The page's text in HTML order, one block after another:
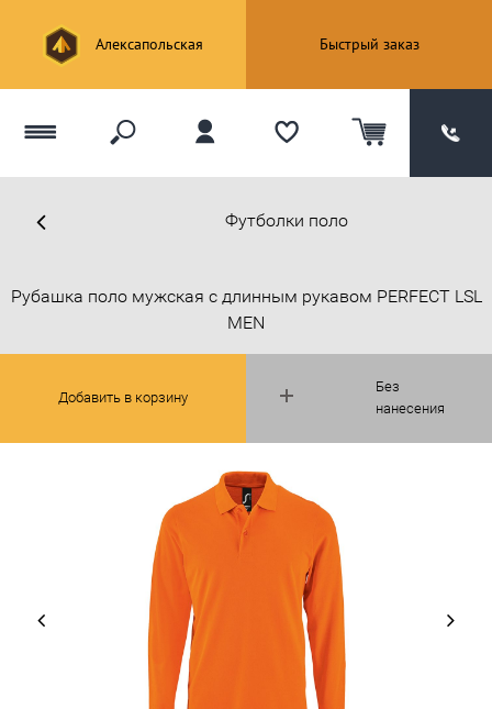
Алексапольская Быстрый заказ
Футболки поло
Без
нанесения
Рубашка поло мужская с длинным рукавом PERFECT LSL
MEN
Добавить в корзину